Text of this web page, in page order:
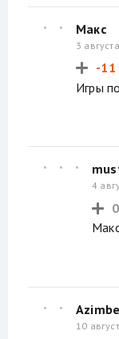
Макс
3
-11
Игры
4
0
10